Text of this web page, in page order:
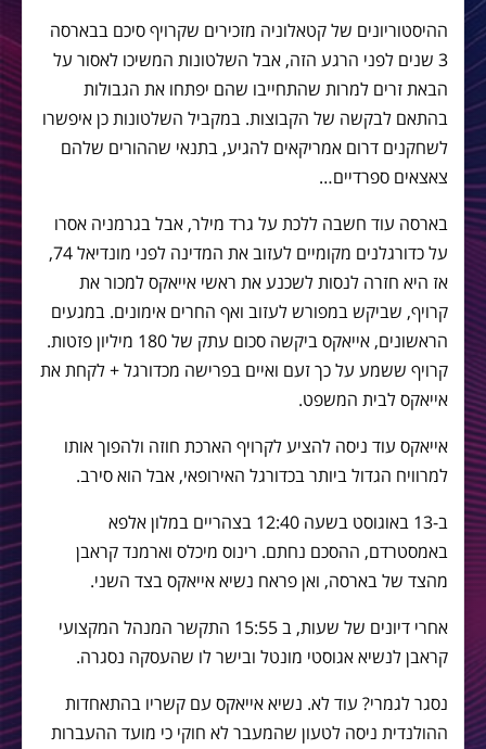
ההיסטוריונים של קטאלוניה מזכירים שקרויף סיכם בבארסה
3 שנים לפני הרגע הזה, אבל השלטונות המשיכו לאסור על
הבאת זרים למרות שהתחייבו שהם יפתחו את הגבולות
בהתאם לבקשה של הקבוצות. במקביל השלטונות כן איפשרו
לשחקנים דרום אמריקאים להגיע, בתנאי שההורים שלהם
צאצאים ספרדיים…
בארסה עוד חשבה ללכת על גרד מילר, אבל בגרמניה אסרו
על כדורגלנים מקומיים לעזוב את המדינה לפני מונדיאל 74,
אז היא חזרה לנסות לשכנע את ראשי אייאקס למכור את
קרויף, שביקש במפורש לעזוב ואף החרים אימונים. במגעים
הראשונים, אייאקס ביקשה סכום עתק של 180 מיליון פזטות.
קרויף ששמע על כך זעם ואיים בפרישה מכדורגל + לקחת את
אייאקס לבית המשפט.
אייאקס עוד ניסה להציע לקרויף הארכת חוזה ולהפוך אותו
למרוויח הגדול ביותר בכדורגל האירופאי, אבל הוא סירב.
ב-13 באוגוסט בשעה 12:40 בצהריים במלון אלפא
באמסטרדם, ההסכם נחתם. רינוס מיכלס וארמנד קראבן
מהצד של בארסה, ואן פראח נשיא אייאקס בצד השני.
אחרי דיונים של שעות, ב 15:55 התקשר המנהל המקצועי
קראבן לנשיא אגוסטי מונטל ובישר לו שהעסקה נסגרה.
נסגר לגמרי? עוד לא. נשיא אייאקס עם קשריו בהתאחדות
ההולנדית ניסה לטעון שהמעבר לא חוקי כי מועד ההעברות